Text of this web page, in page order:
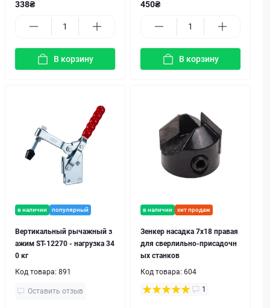
338₴
В корзину
450₴
В корзину
в наличии популярный
Вертикальный рычажный з
ажим ST-12270 - нагрузка 34
0 кг
Код товара: 891
Оставить отзыв
в наличии хит продаж
Зенкер насадка 7x18 правая
для сверлильно-присадочн
ых станков
Код товара: 604
1